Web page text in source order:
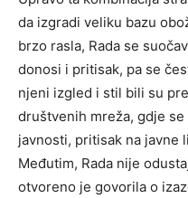
da izgradi veliku bazu
brzo rasla, Rada se
donosi i pritisak, pa se
njeni izgled i stil bili su
društvenih mreža, gdje
javnosti, pritisak na javne
Međutim, Rada nije
otvoreno je govorila o